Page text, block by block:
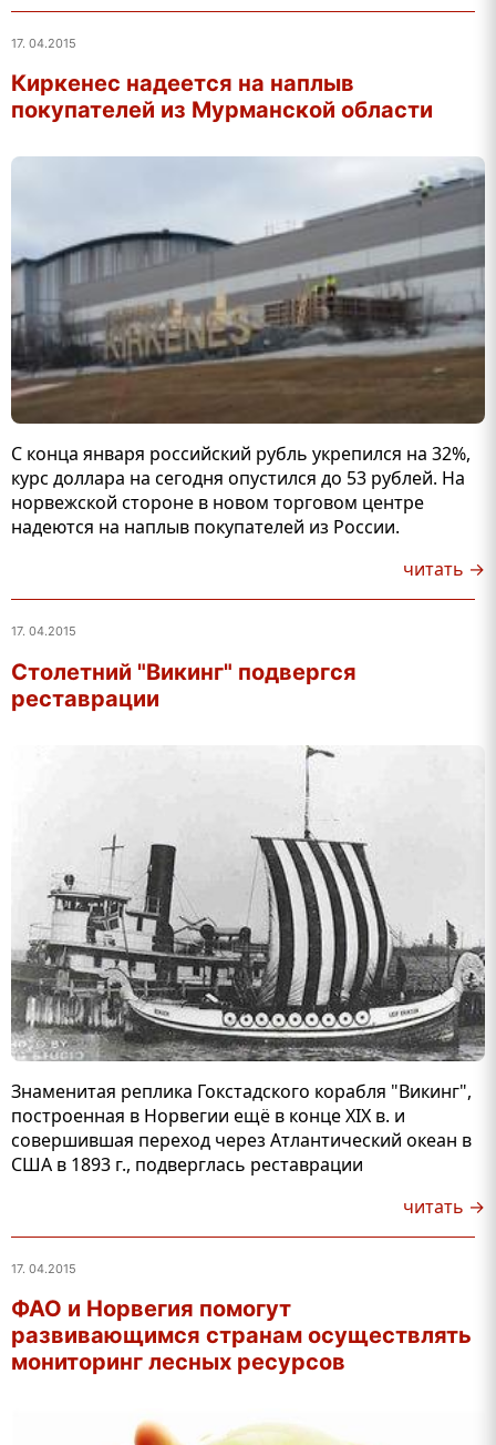
17. 04.2015
Киркенес надеется на наплыв
покупателей из Мурманской области
С конца января российский рубль укрепился на 32%,
курс доллара на сегодня опустился до 53 рублей. На
норвежской стороне в новом торговом центре
надеются на наплыв покупателей из России.
читать →
17. 04.2015
Столетний "Викинг" подвергся
реставрации
Знаменитая реплика Гокстадского корабля "Викинг",
построенная в Норвегии ещё в конце XIX в. и
совершившая переход через Атлантический океан в
США в 1893 г., подверглась реставрации
читать →
17. 04.2015
ФАО и Норвегия помогут
развивающимся странам осуществлять
мониторинг лесных ресурсов